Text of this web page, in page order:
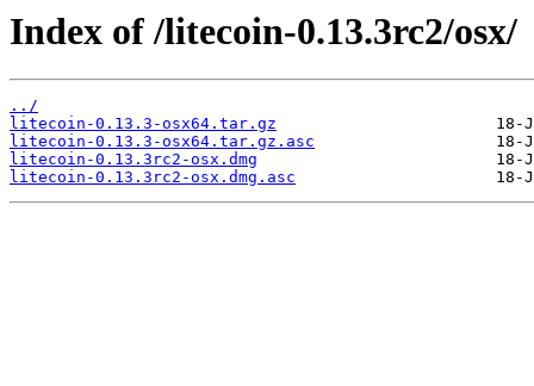
Index of /litecoin-0.13.3rc2/osx/
../
litecoin-0.13.3-osx64.tar.gz
litecoin-0.13.3-osx64.tar.gz.asc
litecoin-0.13.3rc2-osx.dmg
litecoin-0.13.3rc2-osx.dmg.asc